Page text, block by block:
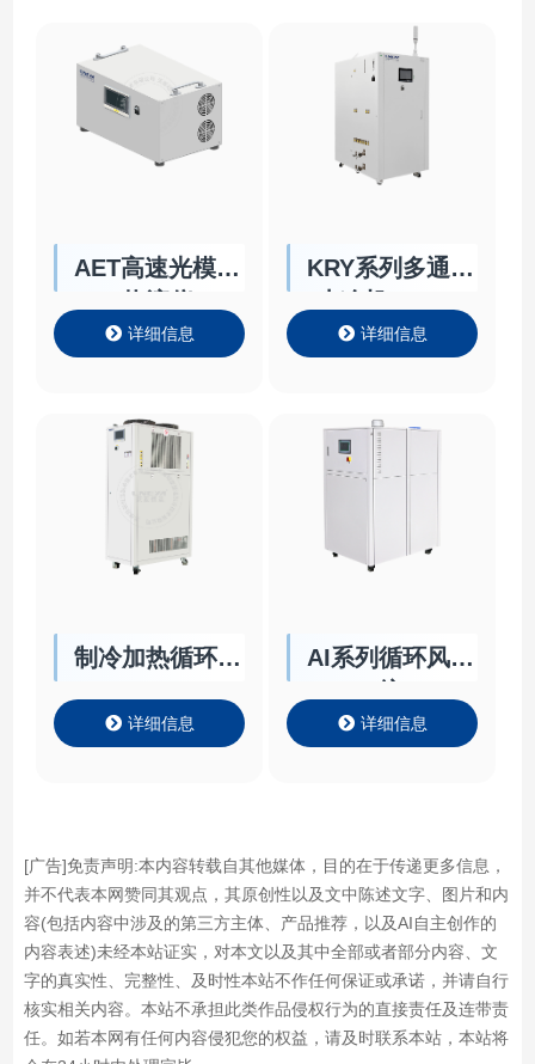
AET高速光模块
详细信息
KRY系列多通道
详细信息
制冷加热循环器
详细信息
AI系列循环风系
详细信息
[广告]免责声明:本内容转载自其他媒体，目的在于传递更多信息，
并不代表本网赞同其观点，其原创性以及文中陈述文字、图片和内
容(包括内容中涉及的第三方主体、产品推荐，以及AI自主创作的
内容表述)未经本站证实，对本文以及其中全部或者部分内容、文
字的真实性、完整性、及时性本站不作任何保证或承诺，并请自行
核实相关内容。本站不承担此类作品侵权行为的直接责任及连带责
任。如若本网有任何内容侵犯您的权益，请及时联系本站，本站将